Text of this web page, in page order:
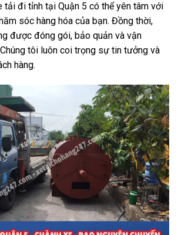
tải đi tỉnh tại Quận 5 có thể yên tâm với
sóc hàng hóa của bạn. Đồng thời,
được đóng gói, bảo quản và vận
tôi luôn coi trọng sự tin tưởng và
hàng.